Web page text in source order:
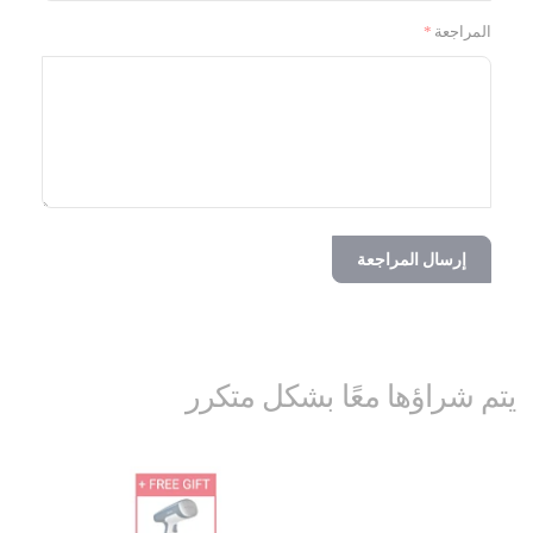
المراجعة
إرسال المراجعة
يتم شراؤها معًا بشكل متكرر